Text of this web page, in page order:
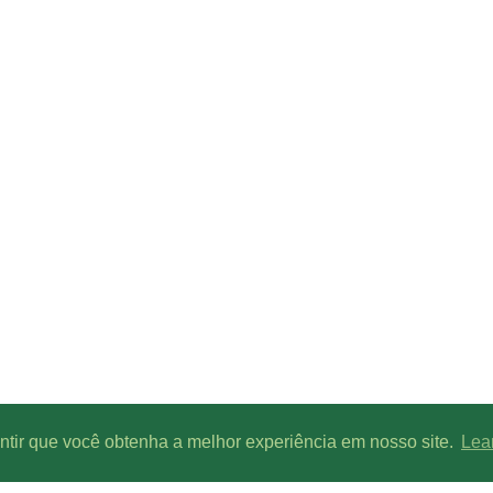
que você obtenha a melhor experiência em nosso site.